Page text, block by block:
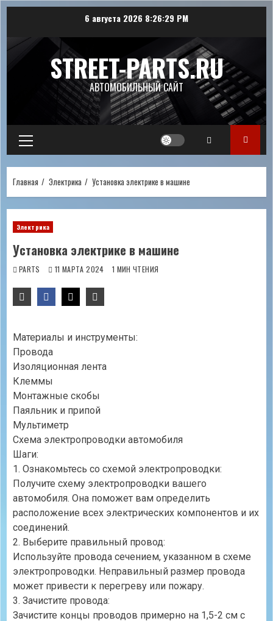
содержимому
6 августа 2026 8:26:29 PM
STREET-PARTS.RU
АВТОМОБИЛЬНЫЙ САЙТ
Основное
меню
Главная Электрика Установка электрике в машине
Электрика
Установка электрике в машине
PARTS 11 МАРТА 2024 1 МИН ЧТЕНИЯ
Материалы и инструменты:
Провода
Изоляционная лента
Клеммы
Монтажные скобы
Паяльник и припой
Мультиметр
Схема электропроводки автомобиля
Шаги:
1. Ознакомьтесь со схемой электропроводки:
Получите схему электропроводки вашего
автомобиля. Она поможет вам определить
расположение всех электрических компонентов и их
соединений.
2. Выберите правильный провод:
Используйте провода сечением, указанном в схеме
электропроводки. Неправильный размер провода
может привести к перегреву или пожару.
3. Зачистите провода:
Зачистите концы проводов примерно на 1,5-2 см с